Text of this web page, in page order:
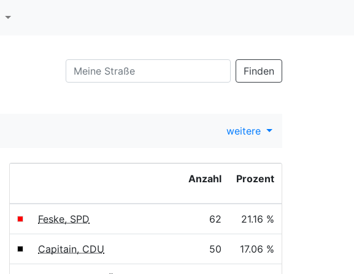
Finden
weitere
Anzahl Prozent
Feske, SPD 62 21.16 %
Capitain, CDU 50 17.06 %